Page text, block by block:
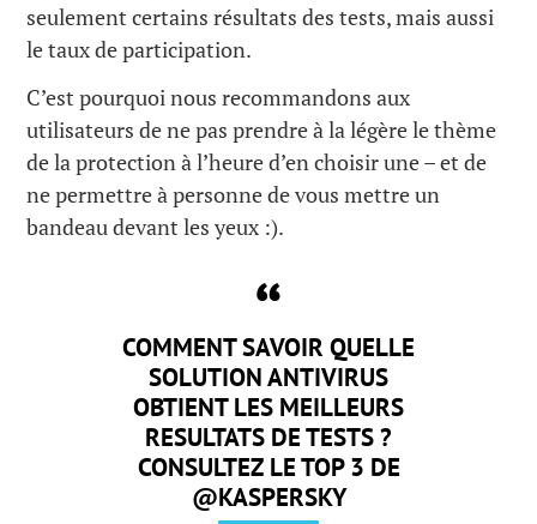
seulement certains résultats des tests, mais aussi
le taux de participation.
C’est pourquoi nous recommandons aux
utilisateurs de ne pas prendre à la légère le thème
de la protection à l’heure d’en choisir une – et de
ne permettre à personne de vous mettre un
bandeau devant les yeux :).
COMMENT SAVOIR QUELLE
SOLUTION ANTIVIRUS
OBTIENT LES MEILLEURS
RESULTATS DE TESTS ?
CONSULTEZ LE TOP 3 DE
@KASPERSKY